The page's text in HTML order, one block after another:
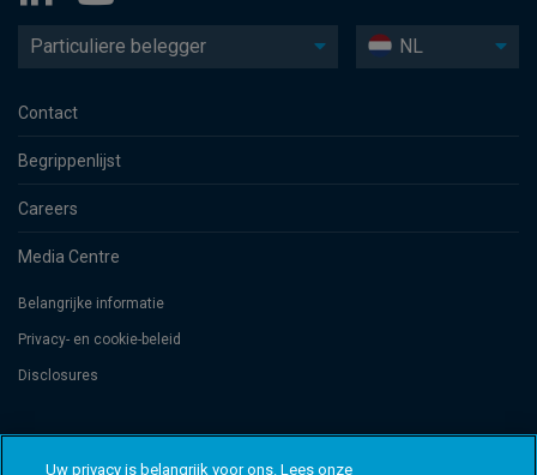
Particuliere belegger NL
Contact
Begrippenlijst
Careers
Media Centre
Belangrijke informatie
Privacy- en cookie-beleid
Disclosures
de Commerce et des Sociétés (Luxembourg), No. B 110242 and/or
Uw privacy is belangrijk voor ons. Lees onze